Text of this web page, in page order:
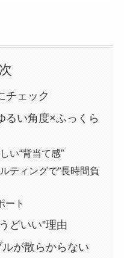
チェック
るい角度×ふっくら
い“背当て感”
ティングで“長時間負
ート
どいい”理由
ルが散らからない